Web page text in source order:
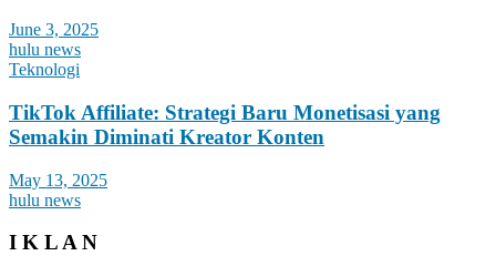
June 3, 2025
hulu news
Teknologi
TikTok Affiliate: Strategi Baru Monetisasi yang
Semakin Diminati Kreator Konten
May 13, 2025
hulu news
I K L A N